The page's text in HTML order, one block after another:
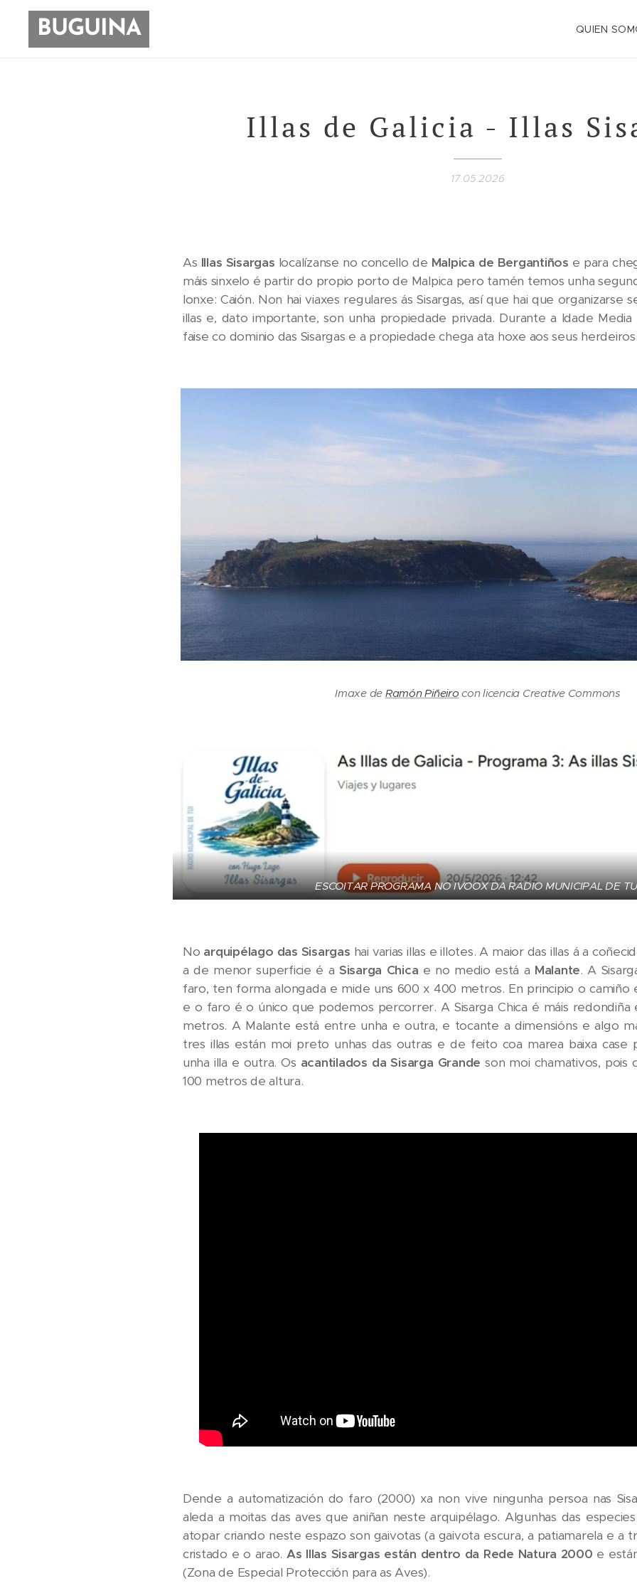
BUGUINA QUIEN
Illas de Galicia - Illas
17.05.2026
As Illas Sisargas localízanse no concello de Malpica de Bergantiños e para
máis sinxelo é partir do propio porto de Malpica pero tamén temos unha
lonxe: Caión. Non hai viaxes regulares ás Sisargas, así que hai que organizarse
illas e, dato importante, son unha propiedade privada. Durante a Idade
faise co dominio das Sisargas e a propiedade chega ata hoxe aos seus
Imaxe de Ramón Piñeiro con licencia Creative Commons
ESCOITAR PROGRAMA NO IVOOX DA RADIO MUNICIPAL DE
No arquipélago das Sisargas hai varias illas e illotes. A maior das illas á a
a de menor superficie é a Sisarga Chica e no medio está a Malante. A
faro, ten forma alongada e mide uns 600 x 400 metros. En principio o
e o faro é o único que podemos percorrer. A Sisarga Chica é máis
metros. A Malante está entre unha e outra, e tocante a dimensións e algo
tres illas están moi preto unhas das outras e de feito coa marea baixa case
unha illa e outra. Os acantilados da Sisarga Grande son moi chamativos, pois
100 metros de altura.
Dende a automatización do faro (2000) xa non vive ningunha persoa nas
aleda a moitas das aves que aniñan neste arquipélago. Algunhas das
atopar criando neste espazo son gaivotas (a gaivota escura, a patiamarela e a
cristado e o arao. As Illas Sisargas están dentro da Rede Natura 2000 e
(Zona de Especial Protección para as Aves).